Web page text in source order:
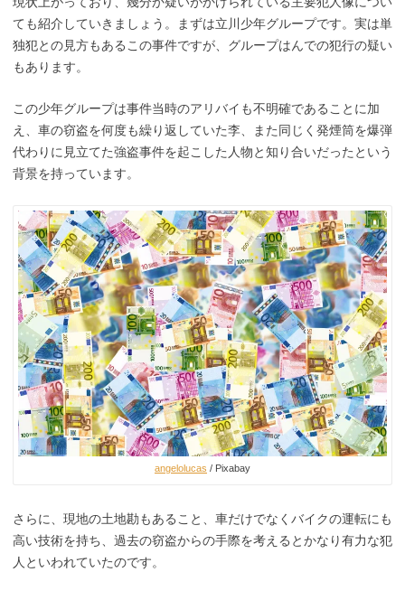
ても紹介していきましょう。まずは立川少年グループです。実は単
独犯との見方もあるこの事件ですが、グループはんでの犯行の疑い
もあります。
この少年グループは事件当時のアリバイも不明確であることに加
え、車の窃盗を何度も繰り返していた李、また同じく発煙筒を爆弾
代わりに見立てた強盗事件を起こした人物と知り合いだったという
背景を持っています。
angelolucas / Pixabay
さらに、現地の土地勘もあること、車だけでなくバイクの運転にも
高い技術を持ち、過去の窃盗からの手際を考えるとかなり有力な犯
人といわれていたのです。